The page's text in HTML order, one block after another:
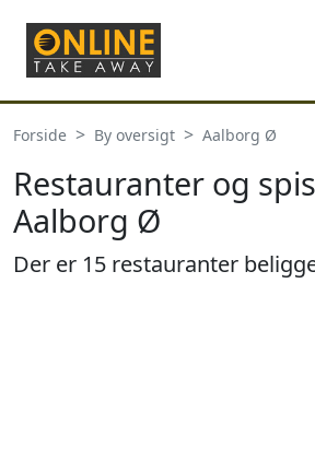
Forside By oversigt Aalborg Ø
Restauranter og
Aalborg Ø
Der er 15 restauranter